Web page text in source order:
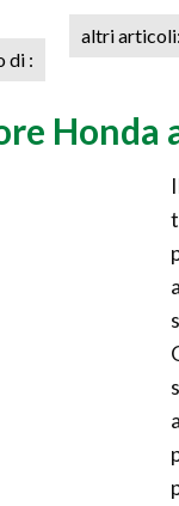
di :
altri articoli:
Honda